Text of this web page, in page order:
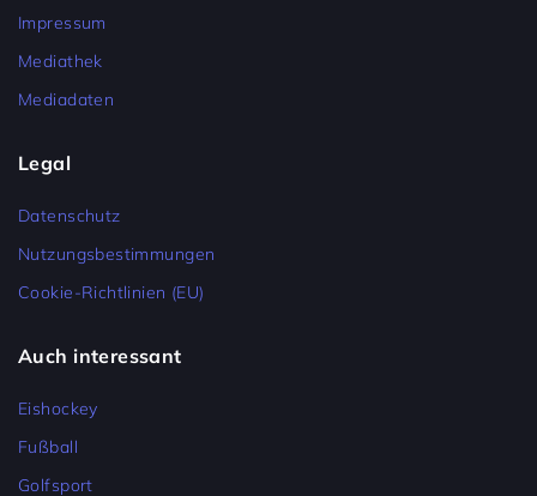
Impressum
Mediathek
Mediadaten
Legal
Datenschutz
Nutzungsbestimmungen
Cookie-Richtlinien (EU)
Auch interessant
Eishockey
Fußball
Golfsport